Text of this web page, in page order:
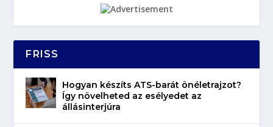
FRISS
Hogyan készíts ATS-barát önéletrajzot?
Így növelheted az esélyedet az
állásinterjúra